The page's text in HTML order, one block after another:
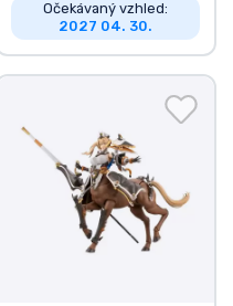
Očekávaný vzhled:
2027 04. 30.